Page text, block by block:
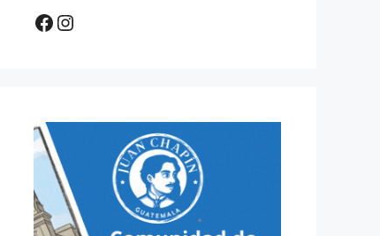
Facebook
Instagram